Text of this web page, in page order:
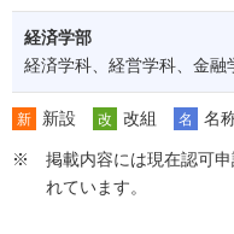
経済学部
経済学科、経営学科、金融
新 新設 改 改組 名 名
掲載内容には現在認可
れています。